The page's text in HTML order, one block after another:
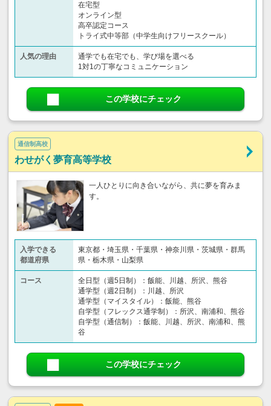
在宅型
オンライン型
高卒認定コース
トライ式中等部（中学生向けフリースクール）​
人気の理由
通学でも在宅でも、学び場を選べる
1対1の丁寧なコミュニケーション
この学校にチェック
通信制高校
わせがく夢育高等学校
一人ひとりに向き合いながら、共に夢を育みま
す。
入学できる
都道府県
東京都・埼玉県・千葉県・神奈川県・茨城県・群馬
県・栃木県・山梨県
コース
全日型（週5日制）：飯能、川越、所沢、熊谷
通学型（週2日制）：川越、所沢
通学型（マイスタイル）：飯能、熊谷
自学型（フレックス通学制）：所沢、南浦和、熊谷
自学型（通信制）：飯能、川越、所沢、南浦和、熊
谷
この学校にチェック